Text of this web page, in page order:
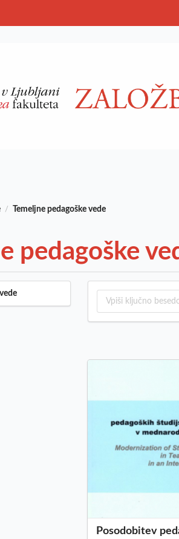
/ Temeljne pedagoške vede
pedagoške
Posodobitev